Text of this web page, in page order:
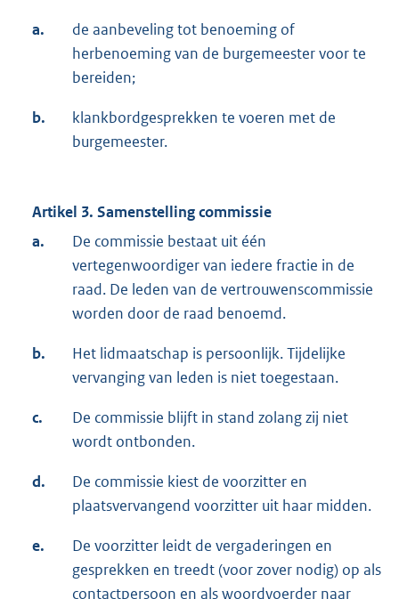
a.
de aanbeveling tot benoeming of
herbenoeming van de burgemeester voor te
bereiden;
b.
klankbordgesprekken te voeren met de
burgemeester.
Artikel 3. Samenstelling commissie
a.
De commissie bestaat uit één
vertegenwoordiger van iedere fractie in de
raad. De leden van de vertrouwenscommissie
worden door de raad benoemd.
b.
Het lidmaatschap is persoonlijk. Tijdelijke
vervanging van leden is niet toegestaan.
c.
De commissie blijft in stand zolang zij niet
wordt ontbonden.
d.
De commissie kiest de voorzitter en
plaatsvervangend voorzitter uit haar midden.
e.
De voorzitter leidt de vergaderingen en
gesprekken en treedt (voor zover nodig) op als
contactpersoon en als woordvoerder naar